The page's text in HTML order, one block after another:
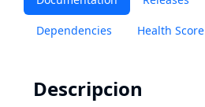
Dependencies Health Score
Descripcion